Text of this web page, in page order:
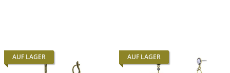
AUF LAGER AUF LAGER